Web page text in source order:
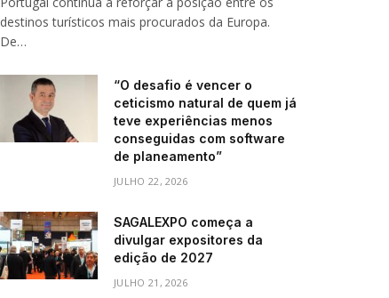
destinos turísticos mais procurados da Europa.
De…
“O desafio é vencer o
ceticismo natural de quem já
teve experiências menos
conseguidas com software
de planeamento”
JULHO 22, 2026
SAGALEXPO começa a
divulgar expositores da
edição de 2027
JULHO 21, 2026